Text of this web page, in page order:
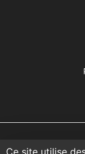
Ce site utilise